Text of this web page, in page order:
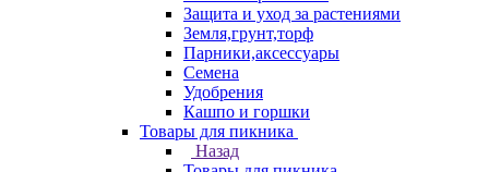
Защита и уход за растениями
Земля,грунт,торф
Парники,аксессуары
Семена
Удобрения
Кашпо и горшки
Товары для пикника
Назад